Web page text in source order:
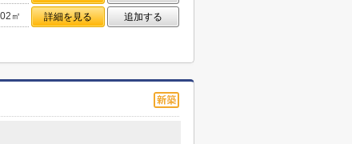
㎡ 詳細を見る 追加する